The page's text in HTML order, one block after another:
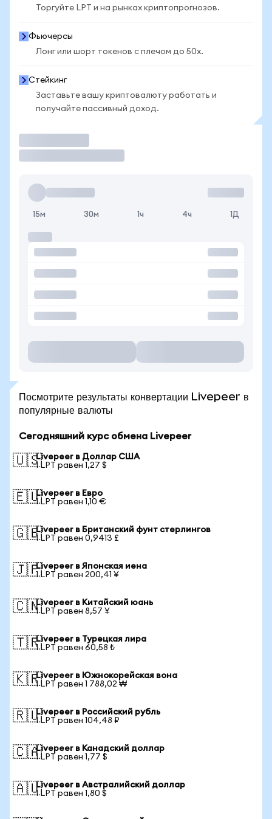
Торгуйте LPT и на рынках криптопрогнозов.
Фьючерсы
Лонг или шорт токенов с плечом до 50x.
Стейкинг
Заставьте вашу криптовалюту работать и
получайте пассивный доход.
15м 30м 1ч 4ч 1Д
Посмотрите результаты конвертации Livepeer в
популярные валюты
Сегодняшний курс обмена Livepeer
🇺🇸Livepeer в Доллар США
1 LPT равен 1,27 $
🇪🇺Livepeer в Евро
1 LPT равен 1,10 €
🇬🇧Livepeer в Британский фунт стерлингов
1 LPT равен 0,9413 £
🇯🇵Livepeer в Японская иена
1 LPT равен 200,41 ¥
🇨🇳Livepeer в Китайский юань
1 LPT равен 8,57 ¥
🇹🇷Livepeer в Турецкая лира
1 LPT равен 60,58 ₺
🇰🇷Livepeer в Южнокорейская вона
1 LPT равен 1 788,02 ₩
🇷🇺Livepeer в Российский рубль
1 LPT равен 104,48 ₽
🇨🇦Livepeer в Канадский доллар
1 LPT равен 1,77 $
🇦🇺Livepeer в Австралийский доллар
1 LPT равен 1,80 $